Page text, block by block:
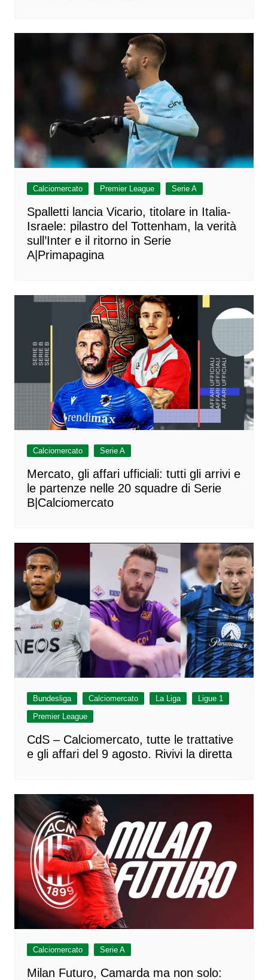
Calciomercato Premier League Serie A
Spalletti lancia Vicario, titolare in Italia-
Israele: pilastro del Tottenham, la verità
sull’Inter e il ritorno in Serie
A|Primapagina
Calciomercato Serie A
Mercato, gli affari ufficiali: tutti gli arrivi e
le partenze nelle 20 squadre di Serie
B|Calciomercato
Bundesliga Calciomercato La Liga
Ligue 1
Premier League
CdS – Calciomercato, tutte le trattative
e gli affari del 9 agosto. Rivivi la diretta
Calciomercato Serie A
Milan Futuro, Camarda ma non solo: